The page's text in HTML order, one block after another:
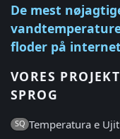
De mest
floder på
VORES
SPROG
SQ Temperatura e Ujit